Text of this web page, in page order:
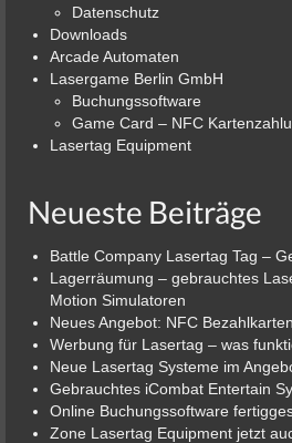
Datenschutz
Downloads
Arcade Automaten
Lasergame Berlin GmbH
Buchungssoftware
Game Card – NFC
Lasertag Equipment
Neueste Beiträge
Battle Company Lasertag Tag –
Lagerräumung – gebrauchtes
Motion Simulatoren
Neues Angebot: NFC
Werbung für Lasertag – was
Neue Lasertag Systeme im
Gebrauchtes iCombat Entertain
Online Buchungssoftware
Zone Lasertag Equipment jetzt